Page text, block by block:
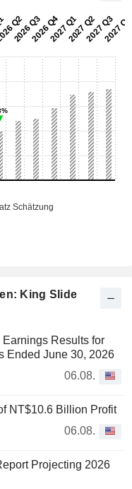
King Slide
Results for
Ended June 30, 2026
06.08.
NT$10.6 Billion Profit
06.08.
Projecting 2026